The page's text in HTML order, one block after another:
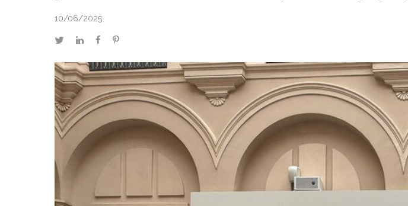
10/06/2025
twitterlinkedinfacebookpinterest